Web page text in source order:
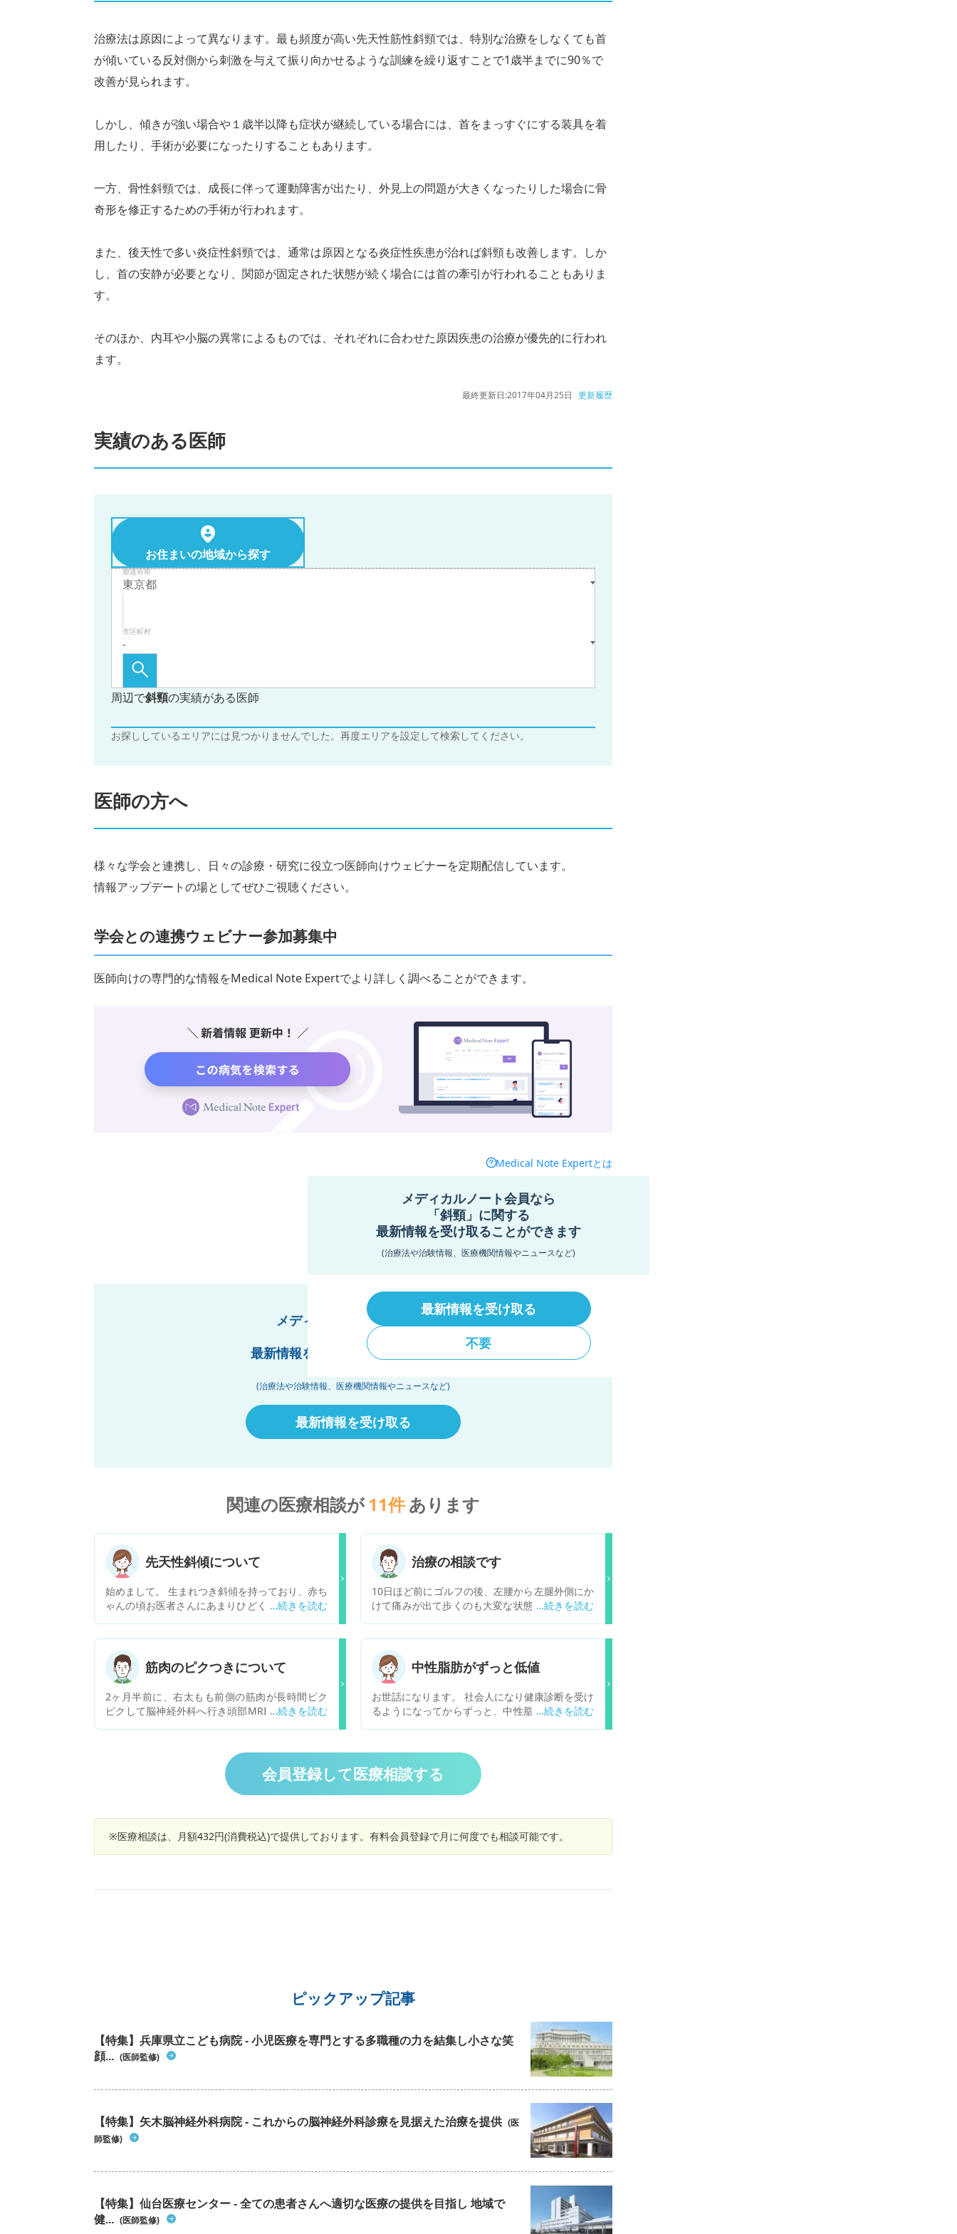
メディカルノート会員なら
「斜頸」に関する
最新情報を受け取ることができます
(治療法や治験情報、医療機関情報やニュースなど)
最新情報を受け取る
不要
治療法は原因によって異なります。最も頻度が高い先天性筋性斜頸では、特別な治療をしなくても首
が傾いている反対側から刺激を与えて振り向かせるような訓練を繰り返すことで1歳半までに90％で
改善が見られます。
しかし、傾きが強い場合や１歳半以降も症状が継続している場合には、首をまっすぐにする装具を着
用したり、手術が必要になったりすることもあります。
一方、骨性斜頸では、成長に伴って運動障害が出たり、外見上の問題が大きくなったりした場合に骨
奇形を修正するための手術が行われます。
また、後天性で多い炎症性斜頸では、通常は原因となる炎症性疾患が治れば斜頸も改善します。しか
し、首の安静が必要となり、関節が固定された状態が続く場合には首の牽引が行われることもありま
す。
そのほか、内耳や小脳の異常によるものでは、それぞれに合わせた原因疾患の治療が優先的に行われ
ます。
最終更新日:2017年04月25日 更新履歴
実績のある医師
お住まいの地域から探す
都道府県
市区町村
周辺で斜頸の実績がある医師
お探ししているエリアには見つかりませんでした。再度エリアを設定して検索してください。
医師の方へ
様々な学会と連携し、日々の診療・研究に役立つ医師向けウェビナーを定期配信しています。
情報アップデートの場としてぜひご視聴ください。
学会との連携ウェビナー参加募集中
医師向けの専門的な情報をMedical Note Expertでより詳しく調べることができます。
Medical Note Expertとは
この記事は参考になりましたか？
記事内容の修正すべき点を報告
メディカルノート会員なら
「斜頸」に関する
最新情報を受け取ることができます
(治療法や治験情報、医療機関情報やニュースなど)
最新情報を受け取る
関連の医療相談が11件あります
先天性斜傾について
始めまして。 生まれつき斜傾を持っており、赤ち
ゃんの頃お医者さんにあまりひどくないからと言
なり大人になりました。 慣れているため実生活で
不自由することはあまりないのですが首が片側だ
けうまく曲げられなかったり、耳の左右の位置が
違う、顔の歪みによる目の位置の違いなどがあ
り、体への負荷が左右非対称だったり、何より顔
の歪みのせいで自分が好きになれず、人前に出る
のが恥ずかしいです。 成人したあとの斜傾の治療
例がなく、どこの病院にかかるのが適切なのかも
分かりません。 少しでも情報がほしいです。 お
教えいただけますと幸いです。
治療の相談です
10日ほど前にゴルフの後、左腰から左腿外側にか
けて痛みが出て歩くのも大変な状態です。整形外
状態では無いとのことです。痛みを和らげる薬2
種類と血行良くする薬を処方され飲んでいますが
全く良くなりません。先生にはストレッチや整体
はダメと言われましたが、やはりやってはいけな
いのでしょうか？
筋肉のピクつきについて
2ヶ月半前に、右太もも前側の筋肉が長時間ピク
ピクして脳神経外科へ行き頭部MRIと血液検査を
くなり、治りかけた時に逆の足や、腕、背中、お
腹、いたるところがピクピクとしては場所が移る
ようなピクつきが出始めました。 瞬間的にだった
りビクビクっというような数秒のピクつきです。
月たったくらいで、あまりひっきりなしという感
じではなくなったのですが、 新たに左足の前脛骨
検査しないとわからないと言われました。 一旦、
様子見で終わりました。 alsをずっと気にしてい
か悪いものかって判断できるのでしょうか？ 最初
に出た右足太もものピクつきはほぼないです。 前
とピクつきがあるのかはわかりません。 静止時に
はだいたい感じます。 どういった状態なのでしょ
中性脂肪がずっと低値
お世話になります。 社会人になり健康診断を受け
るようになってからずっと、中性脂肪が基準値以
ました。ただずっと低値で、今年の健康診断で
は、以前よりも10程度低い値でした。そのため、
専門医に相談したいのですが、この場合どの科に
行けば良いでしょうか。また中性脂肪の専門医は
会員登録して医療相談する
※医療相談は、月額432円(消費税込)で提供しております。有料会員登録で月に何度でも相談可能です。
ピックアップ記事
【特集】兵庫県立こども病院 - 小児医療を専門とする多職種の力を結集し小さな笑
顔... (医師監修)
【特集】矢木脳神経外科病院 - これからの脳神経外科診療を見据えた治療を提供 (医
師監修)
【特集】仙台医療センター - 全ての患者さんへ適切な医療の提供を目指し 地域で
健... (医師監修)